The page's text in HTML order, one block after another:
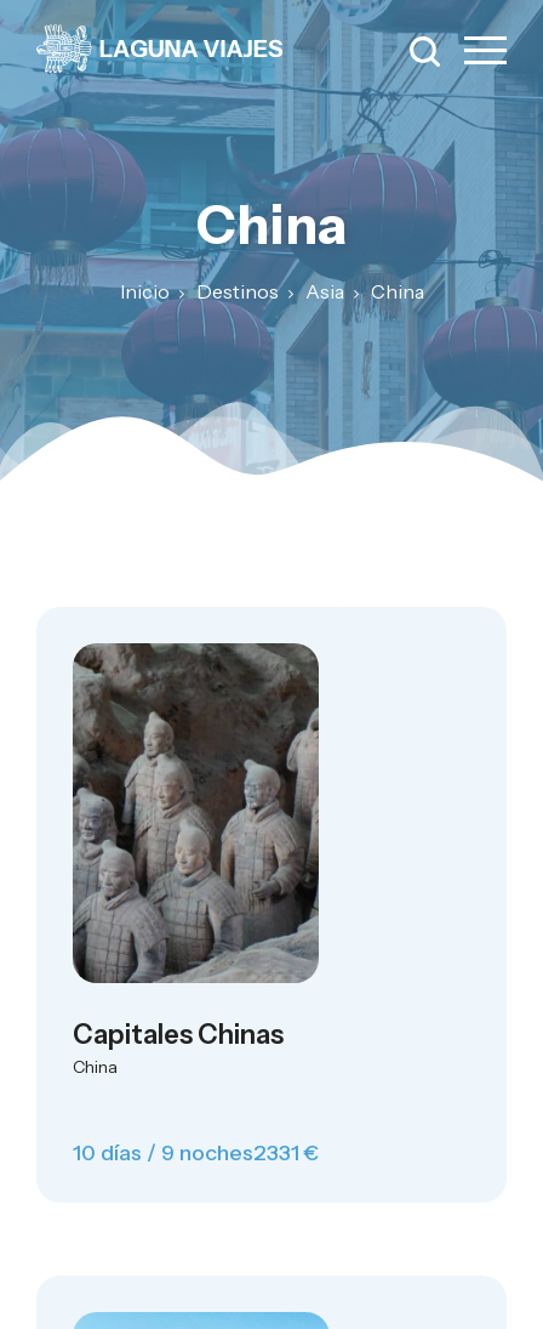
China
Inicio Destinos Asia China
Capitales Chinas
China
10 días / 9 noches2331 €